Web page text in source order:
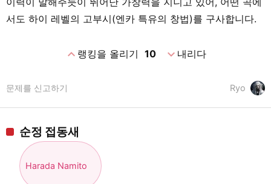
서도 하이 레벨의 고부시(엔카 특유의 창법)를 구사합니다.
expand_less랭킹을 올리기 10 expand_more내리다
Ryo
문제를 신고하기
순정 접동새
Harada Namito